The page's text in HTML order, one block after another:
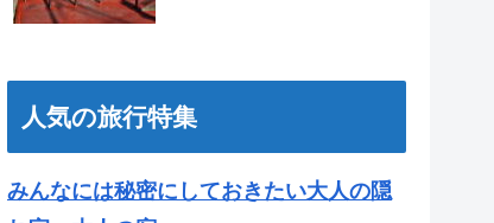
人気の旅行特集
みんなには秘密にしておきたい大人の隠